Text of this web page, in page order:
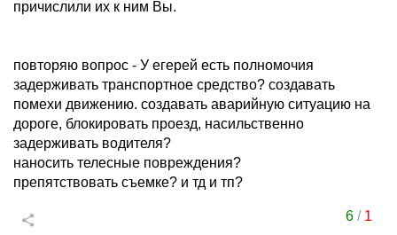
причислили их к ним Вы.
повторяю вопрос - У егерей есть полномочия
задерживать транспортное средство? создавать
помехи движению. создавать аварийную ситуацию на
дороге, блокировать проезд, насильственно
задерживать водителя?
наносить телесные повреждения?
препятствовать съемке? и тд и тп?
6/ 1